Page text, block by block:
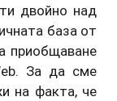
двойно над
база от
приобщаване
За да сме
на факта, че